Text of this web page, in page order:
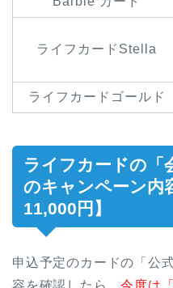
ライフカードStella
ライフカードゴールド
ライフカードの「
のキャンペーン
11,000円】
申込予定のカードの「公
容を確認したら、今度は